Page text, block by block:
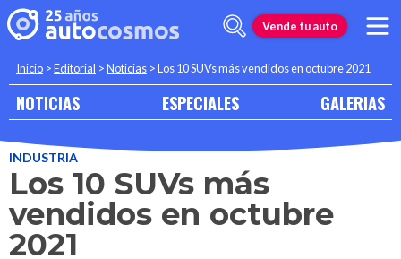
Vende tu auto
Inicio >Editorial >Noticias >Los 10 SUVs más vendidos en octubre 2021
NOTICIAS ESPECIALES GALERIAS
INDUSTRIA
Los 10 SUVs más
vendidos en octubre
2021